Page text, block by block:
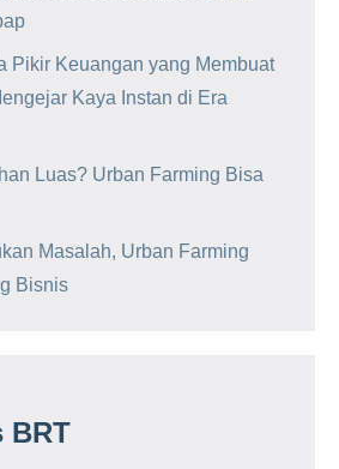
Pikir Keuangan yang Membuat
Kaya Instan di Era
Luas? Urban Farming Bisa
Masalah, Urban Farming
Bisnis
BRT